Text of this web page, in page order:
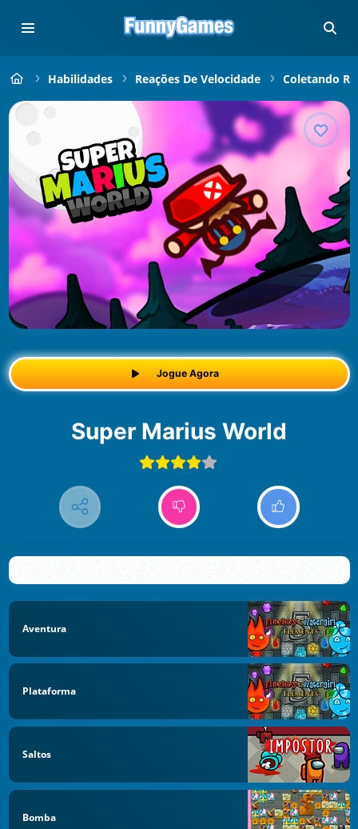
Habilidades Reações De Velocidade Coletando
Jogue Agora
Super Marius World
Aventura
Plataforma
Saltos
Bomba